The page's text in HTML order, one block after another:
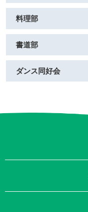
料理部
書道部
ダンス同好会